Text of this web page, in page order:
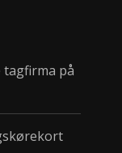
på